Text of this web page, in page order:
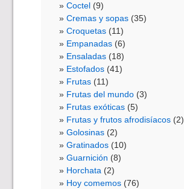
Coctel (9)
Cremas y sopas (35)
Croquetas (11)
Empanadas (6)
Ensaladas (18)
Estofados (41)
Frutas (11)
Frutas del mundo (3)
Frutas exóticas (5)
Frutas y frutos afrodisíacos (2)
Golosinas (2)
Gratinados (10)
Guarnición (8)
Horchata (2)
Hoy comemos (76)